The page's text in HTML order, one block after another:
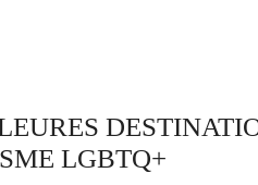
LGBTQ+